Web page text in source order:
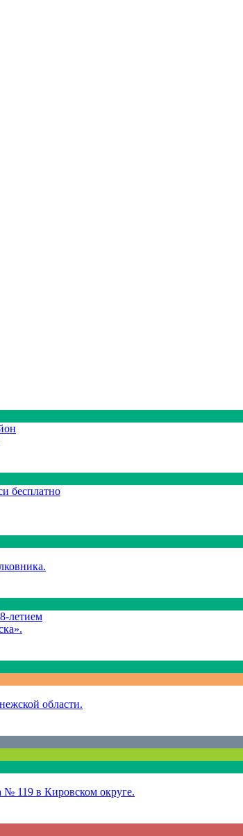
бесплатно
летием
области.
№ 119 в Кировском округе.